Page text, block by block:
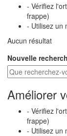
- Vérifiez
frappe)
- Utilisez un
Aucun résultat
Nouvelle
Améliorer
- Vérifiez
frappe)
- Utilisez un